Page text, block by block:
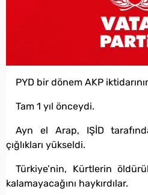
PYD bir dönem AKP
Tam 1 yıl önceydi.
Ayn el Arap, IŞİD
çığlıkları yükseldi.
Türkiye’nin, Kürtlerin
kalamayacağını haykırdılar.